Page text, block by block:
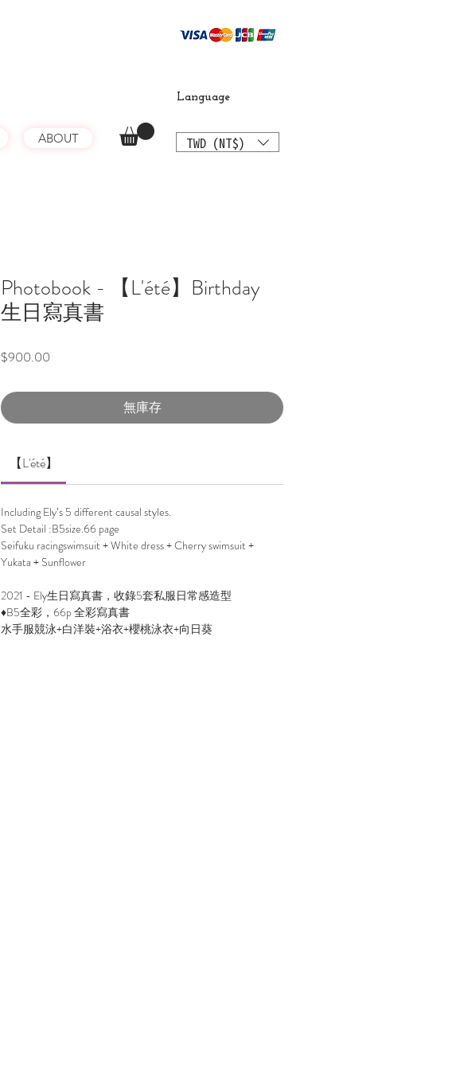
Language
ABOUT TWD (NT$)
Photobook - 【L'été】Birthday
生日寫真書
$900.00
無庫存
【L'été】
Including Ely’s 5 different causal styles.
Set Detail :B5size.66 page
Seifuku racingswimsuit + White dress + Cherry swimsuit +
Yukata + Sunflower
2021 - Ely生日寫真書，收錄5套私服日常感造型
♦B5全彩，66p 全彩寫真書
水手服競泳+白洋裝+浴衣+櫻桃泳衣+向日葵